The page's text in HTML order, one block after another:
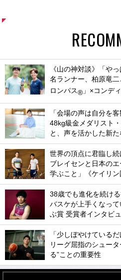
《山の神対談》「や
名ランナー、柏原竜
ロンパス® 」×コンデ
「会場の声は自分を
48kg級金メダリスト
と、声を活かした新
世界の頂点に君臨し
ブレイセンと日本の
学ぶこと」《ケイリ
38歳でも進化を続け
バスケが上手くなっ
ぶ賞 受賞者インタビュ
「少しぼやけている
リーグ屈指のシュー
る”ことの重要性